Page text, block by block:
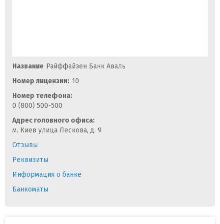
Название Райффайзен Банк Аваль
Номер лицензии: 10
Номер телефона:
0 (800) 500-500
Адрес головного офиса:
м. Киев улица Лескова, д. 9
Отзывы
Реквизиты
Информация о банке
Банкоматы